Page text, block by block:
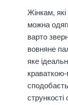
Жінкам,
можна
варто
вовняне
яке